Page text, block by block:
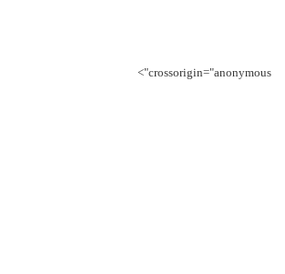
crossorigin="anonymous">